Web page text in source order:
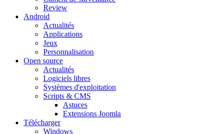
Review
Android
Actualités
Applications
Jeux
Personnalisation
Open source
Actualités
Logiciels libres
Systèmes d'exploitation
Scripts & CMS
Astuces
Extensions Joomla
Télécharger
Windows